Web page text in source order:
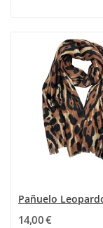
14,00 €